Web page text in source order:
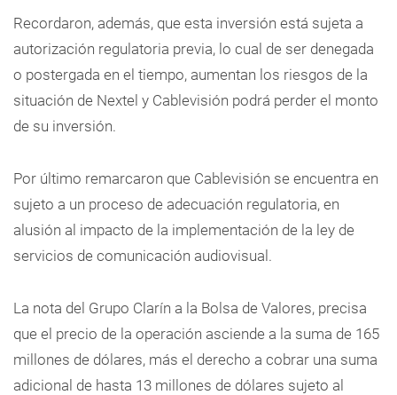
Recordaron, además, que esta inversión está sujeta a
autorización regulatoria previa, lo cual de ser denegada
o postergada en el tiempo, aumentan los riesgos de la
situación de Nextel y Cablevisión podrá perder el monto
de su inversión.
Por último remarcaron que Cablevisión se encuentra en
sujeto a un proceso de adecuación regulatoria, en
alusión al impacto de la implementación de la ley de
servicios de comunicación audiovisual.
La nota del Grupo Clarín a la Bolsa de Valores, precisa
que el precio de la operación asciende a la suma de 165
millones de dólares, más el derecho a cobrar una suma
adicional de hasta 13 millones de dólares sujeto al